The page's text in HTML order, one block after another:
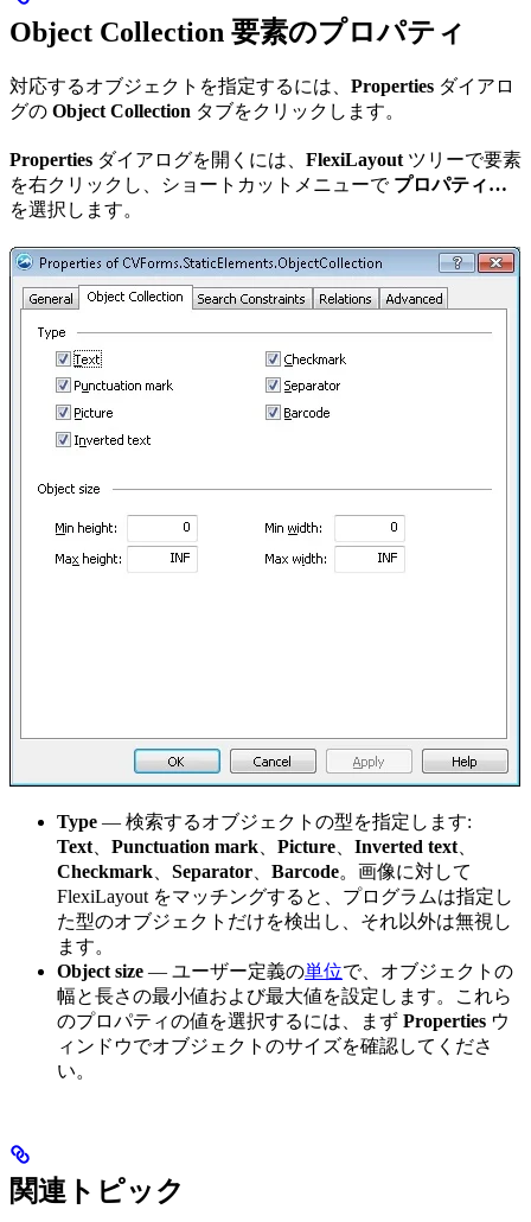
Object Collection 要素のプロパティ
対応するオブジェクトを指定するには、 Properties ダイアロ
グの Object Collection タブをクリックします。
Properties ダイアログを開くには、 FlexiLayout ツリーで要素
を右クリックし、ショートカットメニューで プロパティ…
を選択します。
Type — 検索するオブジェクトの型を指定します:
Text
Punctuation mark Picture Inverted text
Checkmark
Separator Barcode。画像に対して
FlexiLayout をマッチングすると、プログラムは指定し
た型のオブジェクトだけを検出し、それ以外は無視し
ます。
Object size — ユーザー定義の単位で、オブジェクトの
幅と長さの最小値および最大値を設定します。これら
のプロパティの値を選択するには、まず Properties ウ
ィンドウでオブジェクトのサイズを確認してくださ
い。
関連トピック